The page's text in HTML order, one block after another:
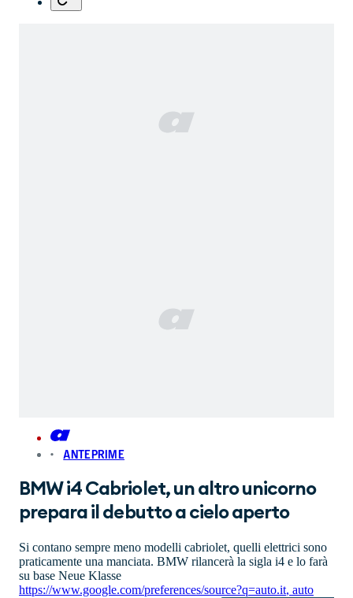
ANTEPRIME
BMW i4 Cabriolet, un altro unicorno
prepara il debutto a cielo aperto
Si contano sempre meno modelli cabriolet, quelli elettrici sono
praticamente una manciata. BMW rilancerà la sigla i4 e lo farà
su base Neue Klasse
https://www.google.com/preferences/source?q=auto.it, auto